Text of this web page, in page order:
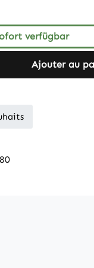
verfügbar
den
Ajouter au